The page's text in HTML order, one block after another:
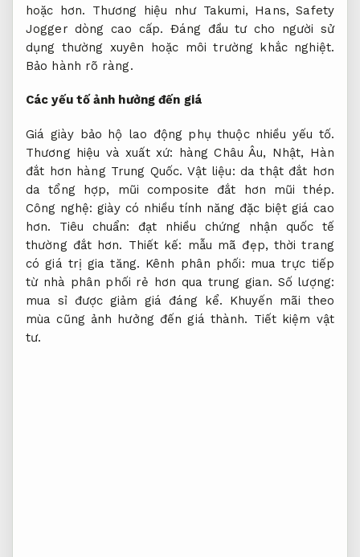
hoặc hơn. Thương hiệu như Takumi, Hans, Safety
Jogger dòng cao cấp. Đáng đầu tư cho người sử
dụng thường xuyên hoặc môi trường khắc nghiệt.
Bảo hành rõ ràng.
Các yếu tố ảnh hưởng đến giá
Giá giày bảo hộ lao động phụ thuộc nhiều yếu tố.
Thương hiệu và xuất xứ: hàng Châu Âu, Nhật, Hàn
đắt hơn hàng Trung Quốc. Vật liệu: da thật đắt hơn
da tổng hợp, mũi composite đắt hơn mũi thép.
Công nghệ: giày có nhiều tính năng đặc biệt giá cao
hơn. Tiêu chuẩn: đạt nhiều chứng nhận quốc tế
thường đắt hơn. Thiết kế: mẫu mã đẹp, thời trang
có giá trị gia tăng. Kênh phân phối: mua trực tiếp
từ nhà phân phối rẻ hơn qua trung gian. Số lượng:
mua sỉ được giảm giá đáng kể. Khuyến mãi theo
mùa cũng ảnh hưởng đến giá thành. Tiết kiệm vật
tư.